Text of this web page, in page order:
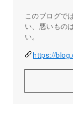
このブログで
い、悪いもの
い。
https://